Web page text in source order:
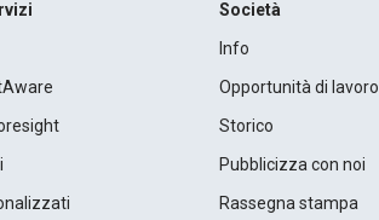
Società
Info
Opportunità di lavoro
Storico
Pubblicizza con noi
Rassegna stampa